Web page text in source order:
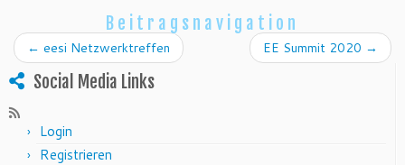
Beitragsnavigation
← eesi Netzwerktreffen EE Summit 2020 →
Social Media Links
Login
Registrieren